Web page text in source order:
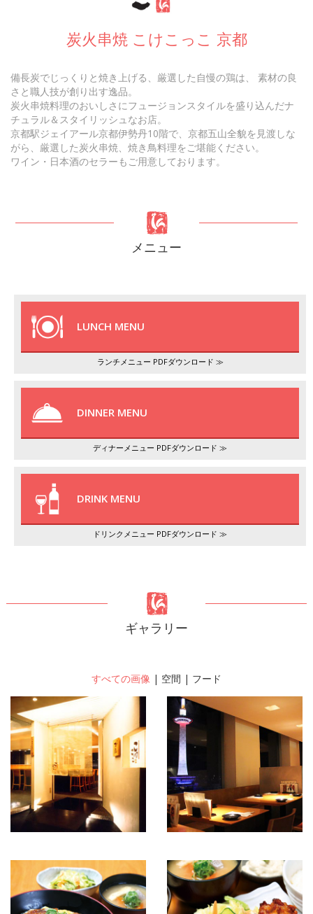
炭火串焼 こけこっこ 京都
備長炭でじっくりと焼き上げる、厳選した自慢の鶏は、 素材の良
さと職人技が創り出す逸品。
炭火串焼料理のおいしさにフュージョンスタイルを盛り込んだナ
チュラル＆スタイリッシュなお店。
京都駅ジェイアール京都伊勢丹10階で、京都五山全貌を見渡しな
がら、厳選した炭火串焼、焼き鳥料理をご堪能ください。
ワイン・日本酒のセラーもご用意しております。
メニュー
LUNCH MENU
ランチメニュー PDFダウンロード ≫
DINNER MENU
ディナーメニュー PDFダウンロード ≫
DRINK MENU
ドリンクメニュー PDFダウンロード ≫
ギャラリー
すべての画像 | 空間 | フード